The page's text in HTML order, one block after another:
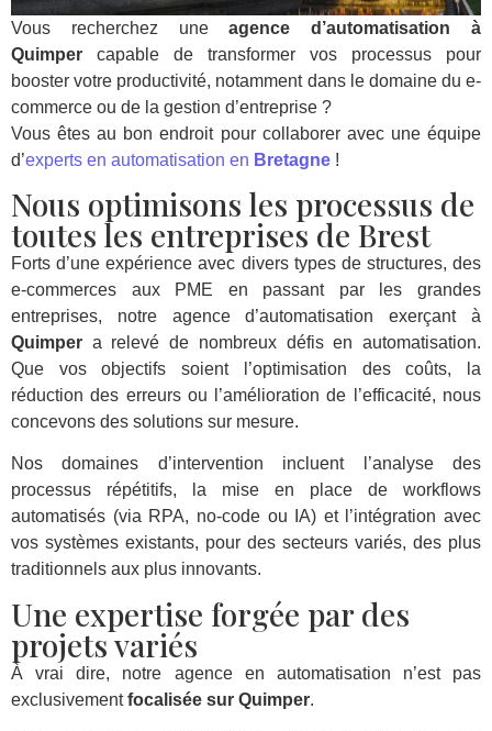
Vous recherchez uneagence d’automatisation à
Quimper capable de transformer vos processus pour
booster votre productivité, notamment dans le domaine du e-
commerce ou de la gestion d’entreprise ?
Vous êtes au bon endroit pour collaborer avec une équipe
d’experts en automatisation en Bretagne !
Nous optimisons les processus de
toutes les entreprises de Brest
Forts d’une expérience avec divers types de structures, des
e-commerces aux PME en passant par les grandes
entreprises, notre agence d’automatisation exerçant à
Quimper a relevé de nombreux défis en automatisation.
Que vos objectifs soient l’optimisation des coûts, la
réduction des erreurs ou l’amélioration de l’efficacité, nous
concevons des solutions sur mesure.
Nos domaines d’intervention incluent l’analyse des
processus répétitifs, la mise en place de workflows
automatisés (via RPA, no-code ou IA) et l’intégration avec
vos systèmes existants, pour des secteurs variés, des plus
traditionnels aux plus innovants.
Une expertise forgée par des
projets variés
À vrai dire, notre agence en automatisation n’est pas
exclusivementfocalisée sur Quimper.